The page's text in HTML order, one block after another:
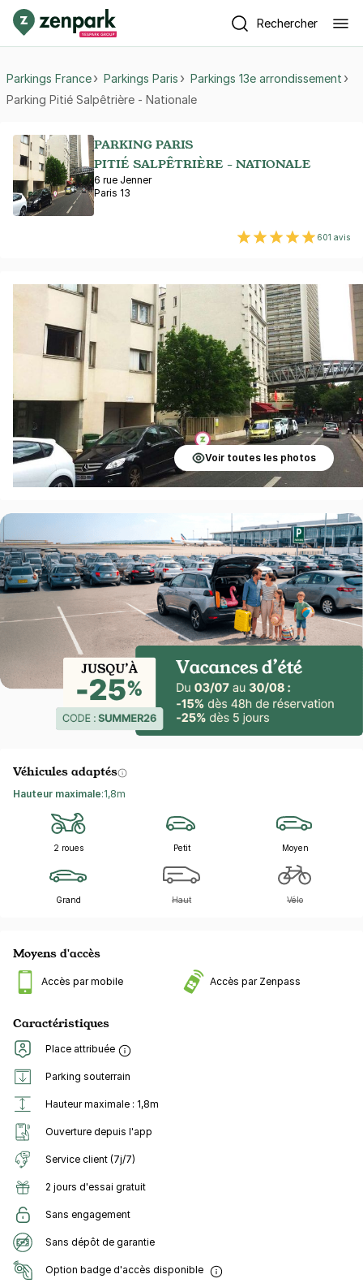
Rechercher
Parkings France Parkings Paris
Parkings 13e arrondissement
Parking Pitié Salpêtrière - Nationale
PARKING PARIS
PITIÉ SALPÊTRIÈRE - NATIONALE
6 rue Jenner
Paris 13
601 avis
Voir toutes les photos
Véhicules adaptés
Hauteur maximale:1,8m
2 roues Petit Moyen
Grand Haut Vélo
Moyens d'accès
Accès par mobile Accès par Zenpass
Caractéristiques
Place attribuée
Parking souterrain
Hauteur maximale : 1,8m
Ouverture depuis l'app
Service client (7j/7)
2 jours d'essai gratuit
Sans engagement
Sans dépôt de garantie
Option badge d'accès disponible